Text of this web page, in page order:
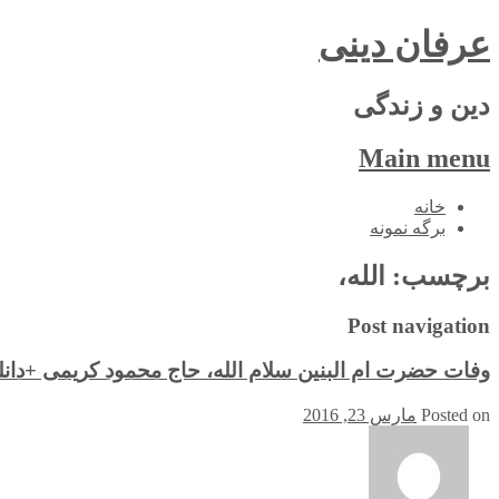
عرفان دینی
دین و زندگی
Main menu
Skip
خانه
برگه نمونه
برچسب: الله،
Post navigation
وفات حضرت ام البنین سلام الله، حاج محمود کریمی
Posted on مارس 23, 2016